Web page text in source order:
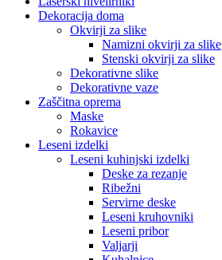
Dekoracija doma
Okvirji za slike
Namizni okvirji za slike
Stenski okvirji za slike
Dekorativne slike
Dekorativne vaze
Zaščitna oprema
Maske
Rokavice
Leseni izdelki
Leseni kuhinjski izdelki
Deske za rezanje
Ribežni
Servirne deske
Leseni kruhovniki
Leseni pribor
Valjarji